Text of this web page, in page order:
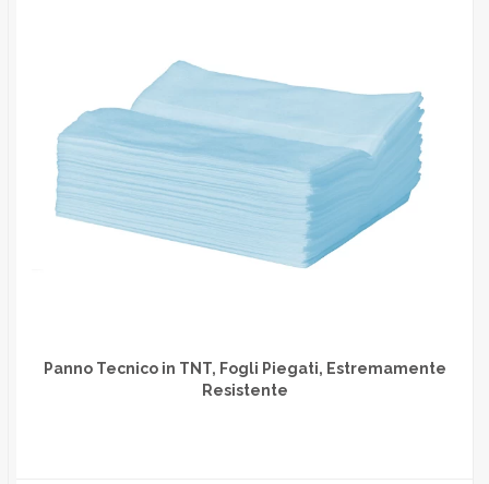
Panno Tecnico in TNT, Fogli Piegati, Estremamente
Resistente